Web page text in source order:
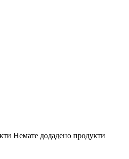
Немате додадено продукти